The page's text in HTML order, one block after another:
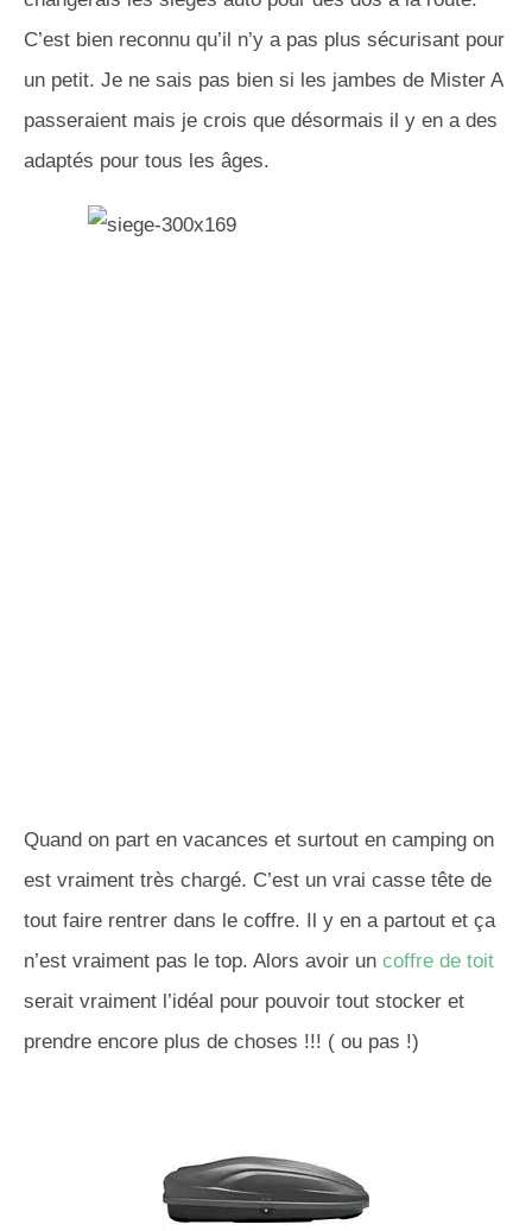
C’est bien reconnu qu’il n’y a pas plus sécurisant pour
un petit. Je ne sais pas bien si les jambes de Mister A
passeraient mais je crois que désormais il y en a des
adaptés pour tous les âges.
Quand on part en vacances et surtout en camping on
est vraiment très chargé. C’est un vrai casse tête de
tout faire rentrer dans le coffre. Il y en a partout et ça
n’est vraiment pas le top. Alors avoir un coffre de toit
serait vraiment l’idéal pour pouvoir tout stocker et
prendre encore plus de choses !!! ( ou pas !)